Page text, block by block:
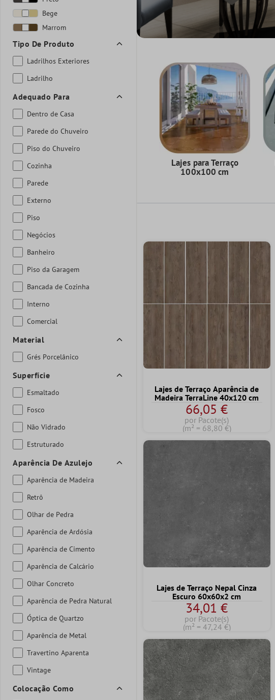
Bege
Marrom
Tipo De Produto
Ladrilhos Exteriores
Ladrilho
Adequado Para
Dentro de Casa
Parede do Chuveiro
Piso do Chuveiro
Cozinha
Parede
Externo
Piso
Negócios
Banheiro
Piso da Garagem
Bancada de Cozinha
Interno
Comercial
Material
Grés Porcelânico
Superfície
Esmaltado
Fosco
Não Vidrado
Estruturado
Aparência De Azulejo
Aparência de Madeira
Retrô
Olhar de Pedra
Aparência de Ardósia
Aparência de Cimento
Aparência de Calcário
Olhar Concreto
Aparência de Pedra Natural
Óptica de Quartzo
Aparência de Metal
Travertino Aparenta
Vintage
Colocação Como
Lajes para Terraço
100x100 cm
Lajes de Terraço Aparência de
Madeira TerraLine 40x120 cm
66,05 €
por Pacote(s)
(m² = 68,80 €)
Lajes de Terraço Nepal Cinza
Escuro 60x60x2 cm
34,01 €
por Pacote(s)
(m² = 47,24 €)